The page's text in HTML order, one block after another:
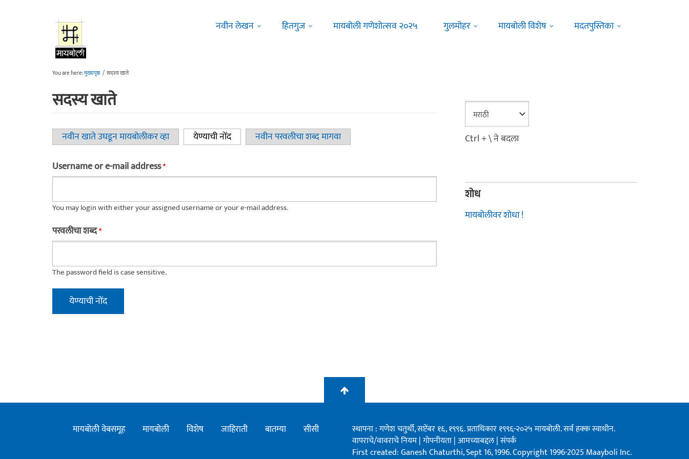
नवीन लेखन
हितगुज मायबोली गणेशोत्सव २०२५ गुलमोहर मायबोली विशेष मदतपुस्तिका
You are here:मुख्यपृष्ठ / सदस्य खाते
सदस्य खाते
Primary tabs
नवीन खाते उघडून मायबोलीकर व्हा येण्याची नोंद(active tab)नवीन परवलीचा शब्द मागवा
Username or e-mail address*
You may login with either your assigned username or your e-mail address.
परवलीचा शब्द*
The password field is case sensitive.
Ctrl + \ ने बदला
शोध
मायबोलीवर शोधा !
मायबोली वेबसमूह मायबोली विशेष जाहिराती बातम्या सीसी
स्थापना : गणेश चतुर्थी, सप्टेंबर १६, १९९६. प्रताधिकार १९९६-२०२५ मायबोली. सर्व हक्क स्वाधीन.
वापराचे/वावराचे नियम|गोपनीयता|आमच्याबद्दल|संपर्क
First created: Ganesh Chaturthi, Sept 16, 1996. Copyright 1996-2025 Maayboli Inc.